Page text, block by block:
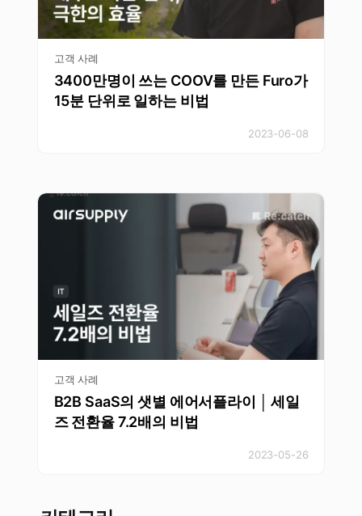
고객 사례
3400만명이 쓰는 COOV를 만든 Furo가
15분 단위로 일하는 비법
2023-06-08
고객 사례
B2B SaaS의 샛별 에어서플라이 │ 세일
즈 전환율 7.2배의 비법
2023-05-26